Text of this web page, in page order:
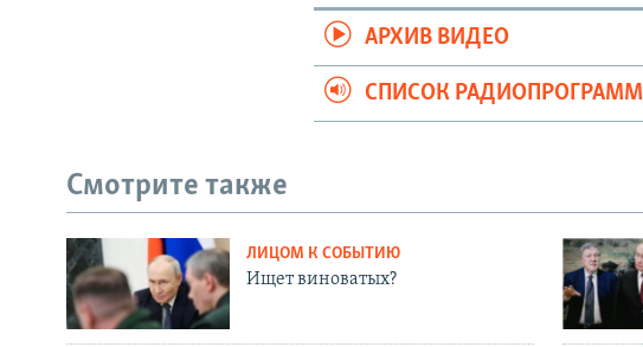
АРХИВ ВИДЕО
СПИСОК РАДИОПРОГРАММ
Смотрите также
ЛИЦОМ К СОБЫТИЮ
Ищет виноватых?